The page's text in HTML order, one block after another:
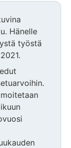
Hänelle
työstä